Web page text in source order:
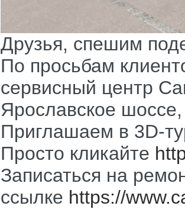
Друзья, спешим
По просьбам
сервисный центр
Ярославское
Приглашаем в 3D-
Просто кликайте
Записаться на
ссылке https://